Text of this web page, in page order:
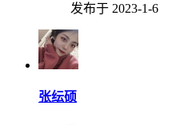
发布于 2023-1-6
张纭硕